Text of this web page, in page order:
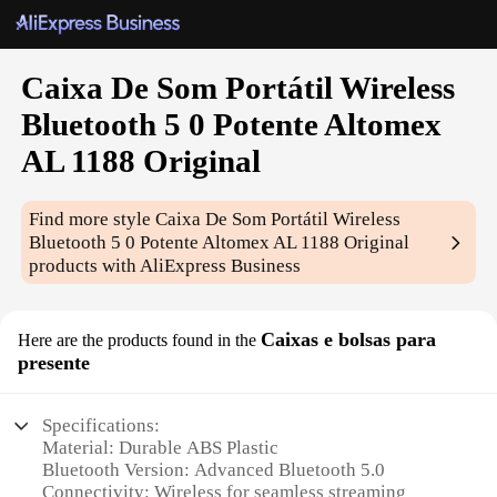
Caixa De Som Portátil Wireless
Bluetooth 5 0 Potente Altomex
AL 1188 Original
Find more styleCaixa De Som Portátil Wireless
Bluetooth 5 0 Potente Altomex AL 1188 Original
products with AliExpress Business
Here are the products found in the Caixas e bolsas para
presente
Specifications:
Material: Durable ABS Plastic
Bluetooth Version: Advanced Bluetooth 5.0
Connectivity: Wireless for seamless streaming